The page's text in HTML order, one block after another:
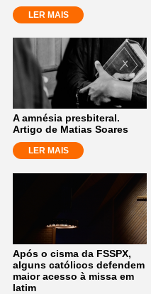
LER MAIS
A amnésia presbiteral.
Artigo de Matias Soares
LER MAIS
Após o cisma da FSSPX,
alguns católicos defendem
maior acesso à missa em
latim